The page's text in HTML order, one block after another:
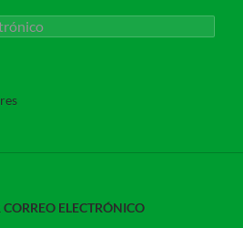
ELECTRÓNICO